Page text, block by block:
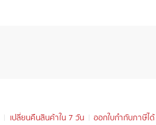
เปลี่ยนคืนสินค้าใน 7 วัน ออกใบกำกับภาษีได้